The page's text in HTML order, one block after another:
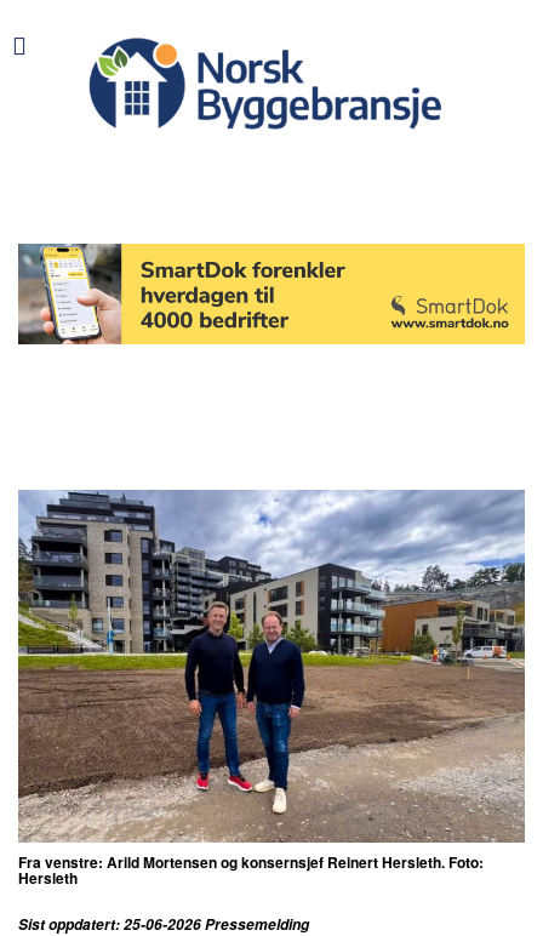
Fra venstre: Arild Mortensen og konsernsjef Reinert Hersleth. Foto:
Hersleth
Sist oppdatert: 25-06-2026 Pressemelding